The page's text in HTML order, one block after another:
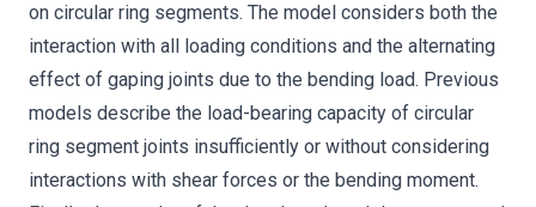
on circular ring segments. The model considers both the
interaction with all loading conditions and the alternating
effect of gaping joints due to the bending load. Previous
models describe the load-bearing capacity of circular
ring segment joints insufficiently or without considering
interactions with shear forces or the bending moment.